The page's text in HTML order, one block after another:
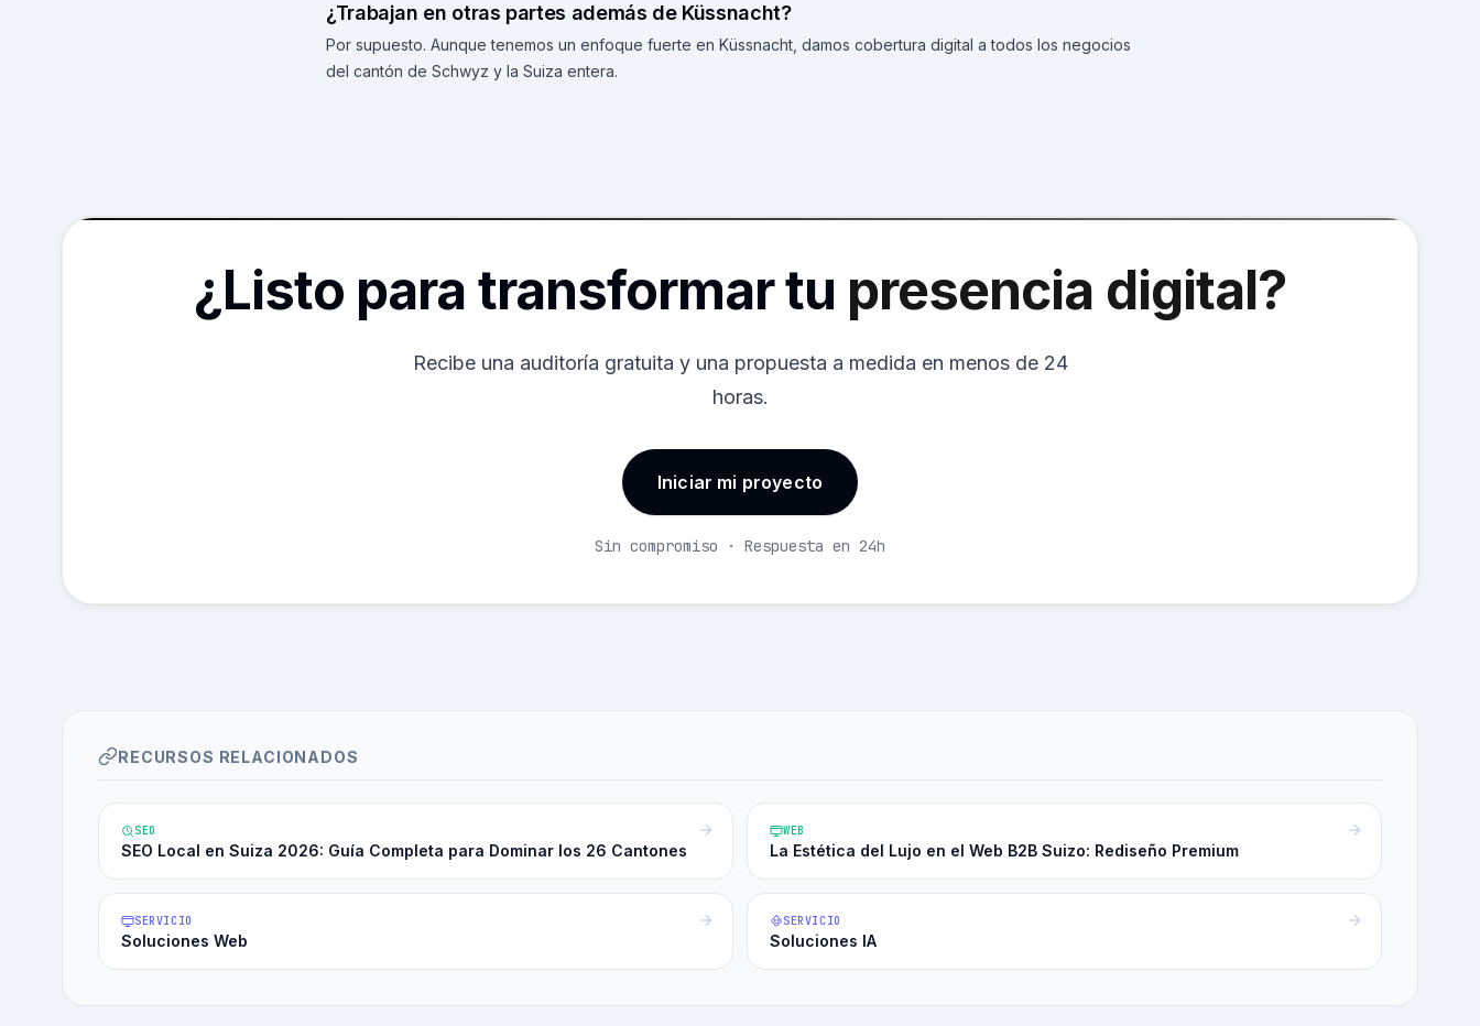
¿Trabajan en otras partes además de Küssnacht?
Por supuesto. Aunque tenemos un enfoque fuerte en Küssnacht, damos cobertura digital a todos los negocios
del cantón de Schwyz y la Suiza entera.
¿Listo para transformar tu presencia digital?
Recibe una auditoría gratuita y una propuesta a medida en menos de 24
horas.
Iniciar mi proyecto
Sin compromiso · Respuesta en 24h
RECURSOS RELACIONADOS
SEO
SEO Local en Suiza 2026: Guía Completa para Dominar los 26 Cantones
WEB
La Estética del Lujo en el Web B2B Suizo: Rediseño Premium
SERVICIO
Soluciones Web
SERVICIO
Soluciones IA